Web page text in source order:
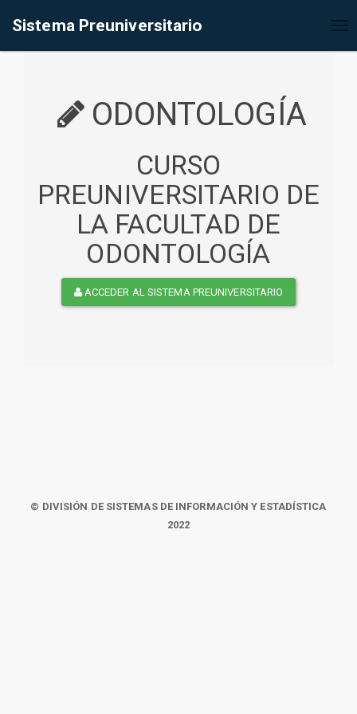
Sistema Preuniversitario
ODONTOLOGÍA
CURSO
PREUNIVERSITARIO DE
LA FACULTAD DE
ODONTOLOGÍA
ACCEDER AL SISTEMA PREUNIVERSITARIO
© DIVISIÓN DE SISTEMAS DE INFORMACIÓN Y ESTADÍSTICA
2022